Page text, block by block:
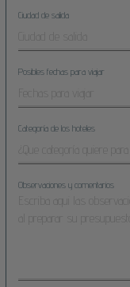
Ciudad de salida
Posibles fechas para viajar
Categoría de los hoteles
Observaciones y comentarios